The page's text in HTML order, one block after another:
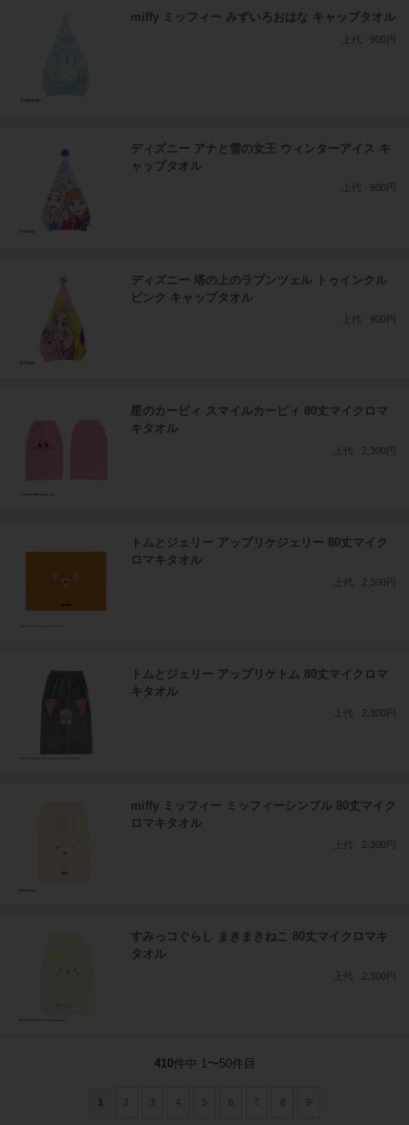
miffy ミッフィー みずいろおはな キャップタオル
上代 900円
ディズニー アナと雪の女王 ウィンターアイス キ
ャップタオル
上代 900円
ディズニー 塔の上のラプンツェル トゥインクル
ピンク キャップタオル
上代 900円
星のカービィ スマイルカービィ 80丈マイクロマ
キタオル
上代 2,300円
トムとジェリー アップリケジェリー 80丈マイク
ロマキタオル
上代 2,300円
トムとジェリー アップリケトム 80丈マイクロマ
キタオル
上代 2,300円
miffy ミッフィー ミッフィーシンプル 80丈マイク
ロマキタオル
上代 2,300円
すみっコぐらし まきまきねこ 80丈マイクロマキ
タオル
上代 2,300円
410件中 1〜50件目
1 2 3 4 5 6 7 8 9